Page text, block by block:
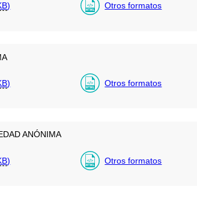
) Otros formatos
) Otros formatos
ANÓNIMA
) Otros formatos